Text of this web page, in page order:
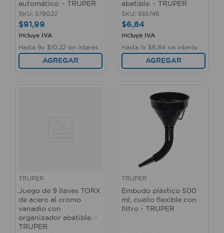
automático. - TRUPER
SKU: 579022
$91,99
Incluye IVA
Hasta 9x $10 22 sin interés
AGREGAR
abatible. - TRUPER
SKU: 555746
$6,84
Incluye IVA
Hasta 1x $6 84 sin interés
AGREGAR
TRUPER
Juego de 9 llaves TORX
de acero al cromo
vanadio con
organizador abatible. -
TRUPER
TRUPER
Embudo plástico 500
ml, cuello flexible con
filtro - TRUPER